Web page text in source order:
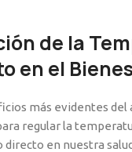
de la
en el
más evidentes del
regular la
en nuestra